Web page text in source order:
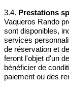
3.4. Prestations
Vaqueros Rando
sont disponibles,
services
de réservation et
feront l'objet d'un
bénéficier de
paiement ou des